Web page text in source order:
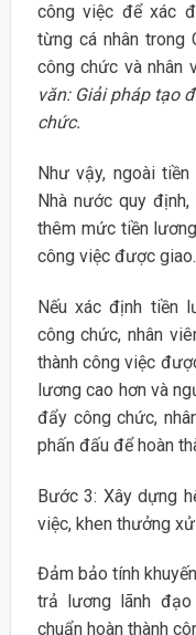
công việc để xác
từng cá nhân trong
công chức và nhân
văn: Giải pháp tạo
chức.
Như vậy, ngoài
Nhà nước quy
thêm mức tiền
công việc được giao.
Nếu xác định tiền
công chức, nhân
thành công việc
lương cao hơn và
đẩy công chức,
phấn đấu để hoàn
Bước 3: Xây dựng
việc, khen thưởng
Đảm bảo tính
trả lương lãnh
chuẩn hoàn thành